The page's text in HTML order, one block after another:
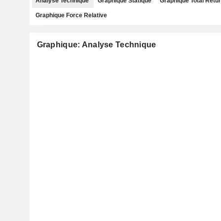
Graphique Force Relative
Graphique: Analyse Technique